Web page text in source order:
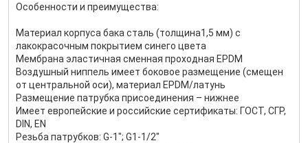
Особенности и преимущества:
Материал корпуса бака сталь (толщина1,5 мм) с
лакокрасочным покрытием синего цвета
Мембрана эластичная сменная проходная EPDM
Воздушный ниппель имеет боковое размещение (смещен
от центральной оси), материал EPDM/латунь
Размещение патрубка присоединения – нижнее
Имеет европейские и российские сертификаты: ГОСТ, СГР,
DIN, EN
Резьба патрубков: G-1"; G1-1/2"